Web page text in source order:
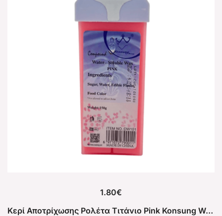
1.80€
Κερί Αποτρίχωσης Ρολέτα Τιτάνιο Pink Konsung Water Soluble 150g